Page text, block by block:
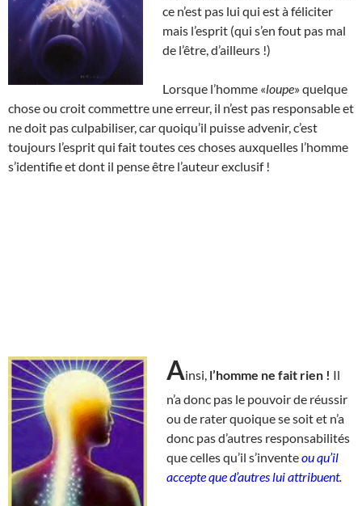
ce n’est pas lui qui est à féliciter
mais l’esprit (qui s’en fout pas mal
de l’être, d’ailleurs !)
Lorsque l’homme «loupe» quelque
chose ou croit commettre une erreur, il n’est pas responsable et
ne doit pas culpabiliser, car quoiqu’il puisse advenir, c’est
toujours l’esprit qui fait toutes ces choses auxquelles l’homme
s’identifie et dont il pense être l’auteur exclusif !
Ainsi, l’homme ne fait rien ! Il
n’a donc pas le pouvoir de réussir
ou de rater quoique se soit et n’a
donc pas d’autres responsabilités
que celles qu’il s’inventeou qu’il
accepte que d’autres lui attribuent.